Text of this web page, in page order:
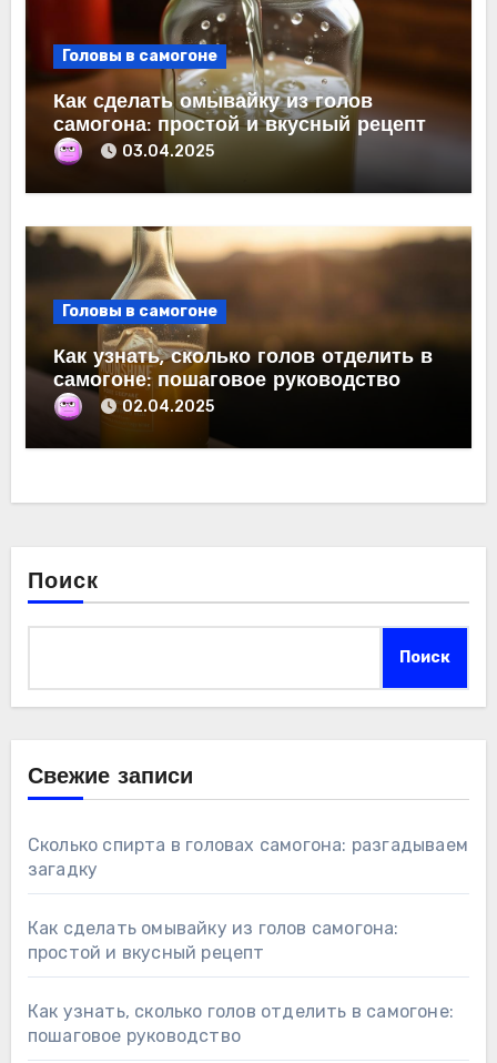
Головы в самогоне
Как сделать омывайку из голов
самогона: простой и вкусный рецепт
03.04.2025
Головы в самогоне
Как узнать, сколько голов отделить в
самогоне: пошаговое руководство
02.04.2025
Поиск
Поиск
Свежие записи
Сколько спирта в головах самогона: разгадываем
загадку
Как сделать омывайку из голов самогона:
простой и вкусный рецепт
Как узнать, сколько голов отделить в самогоне:
пошаговое руководство